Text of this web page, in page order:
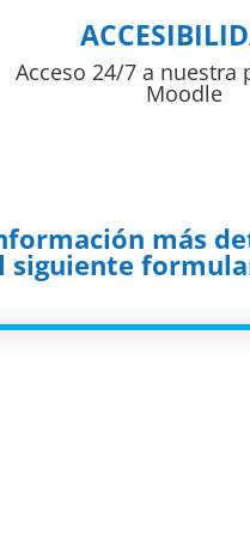
Acceso 24/7 a nuestra
Moodle
más
siguiente